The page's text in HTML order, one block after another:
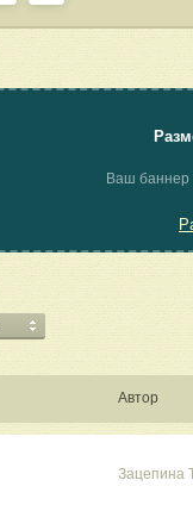
Ваш баннер
Автор
Зацепина